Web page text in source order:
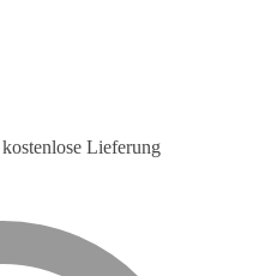
Lieferung